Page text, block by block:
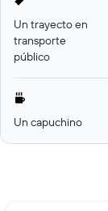
Un trayecto en
transporte
público
Un capuchino